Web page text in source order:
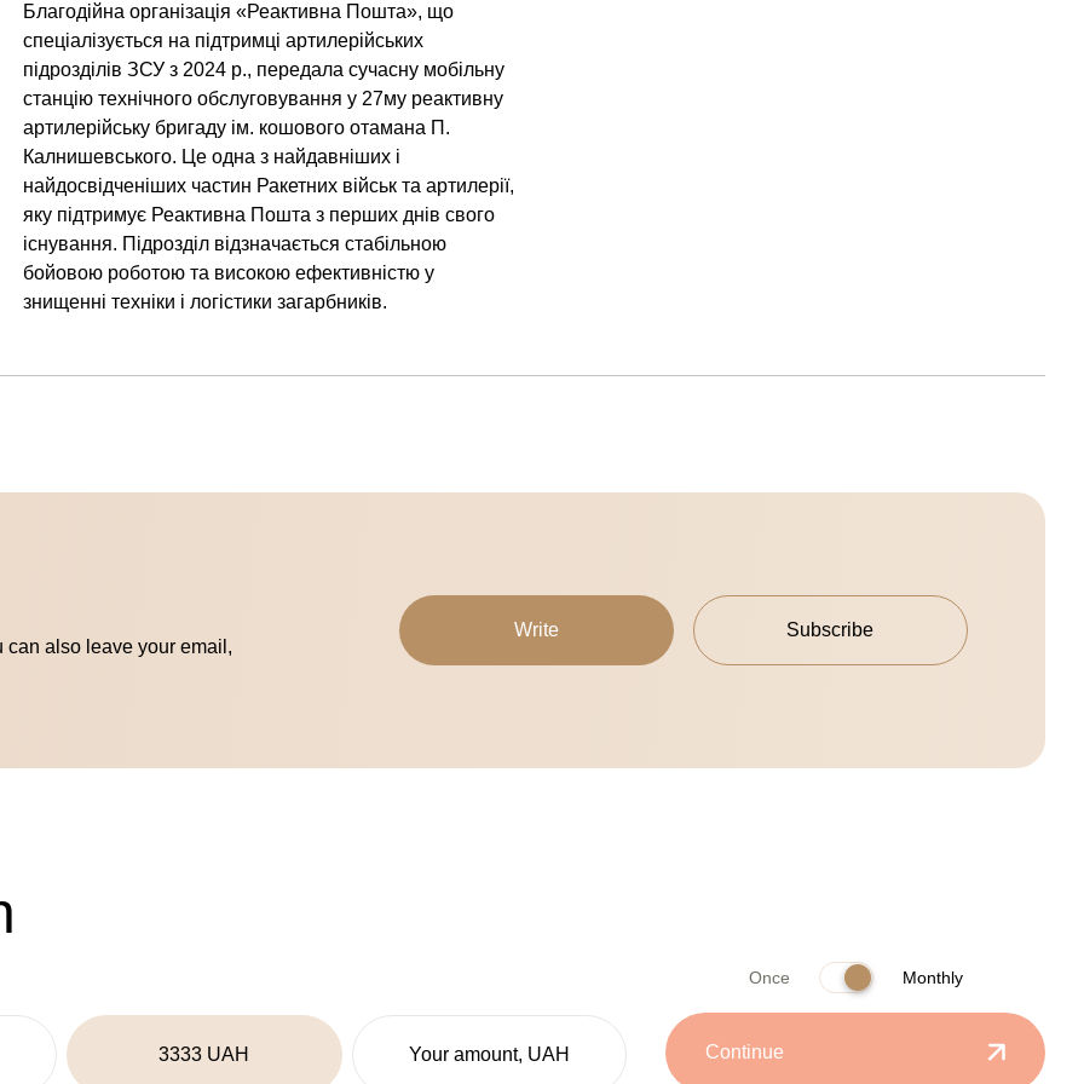
Благодійна організація «Реактивна Пошта», що
спеціалізується на підтримці артилерійських
підрозділів ЗСУ з 2024 р., передала сучасну мобільну
станцію технічного обслуговування у 27му реактивну
артилерійську бригаду ім. кошового отамана П.
Калнишевського. Це одна з найдавніших і
найдосвідченіших частин Ракетних військ та артилерії,
яку підтримує Реактивна Пошта з перших днів свого
існування. Підрозділ відзначається стабільною
бойовою роботою та високою ефективністю у
знищенні техніки і логістики загарбників.
can also leave your email,
Write Subscribe
3333 UAH Your amount, UAH
Once Monthly
Continue